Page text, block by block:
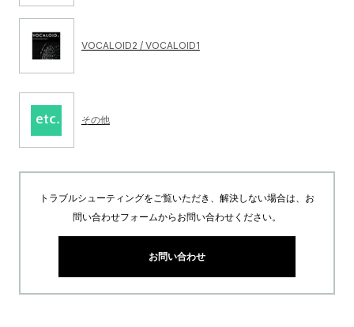
VOCALOID2 / VOCALOID1
その他
トラブルシューティングをご覧いただき、解決しない場合は、お
問い合わせフォームからお問い合わせください。
お問い合わせ